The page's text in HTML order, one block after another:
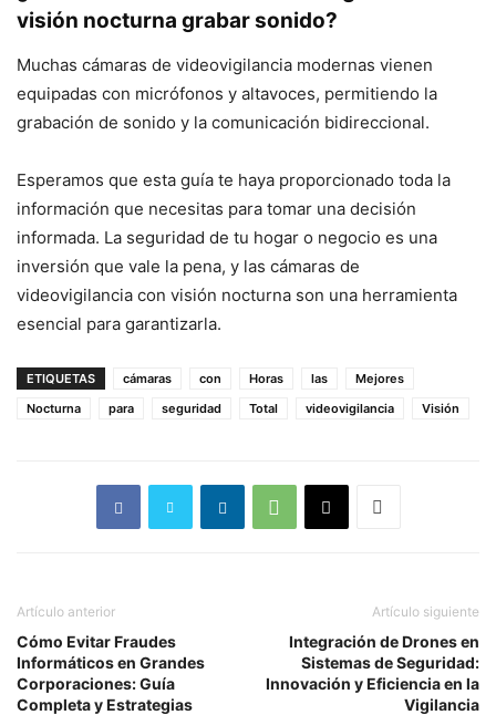
visión nocturna grabar sonido?
Muchas cámaras de videovigilancia modernas vienen
equipadas con micrófonos y altavoces, permitiendo la
grabación de sonido y la comunicación bidireccional.
Esperamos que esta guía te haya proporcionado toda la
información que necesitas para tomar una decisión
informada. La seguridad de tu hogar o negocio es una
inversión que vale la pena, y las cámaras de
videovigilancia con visión nocturna son una herramienta
esencial para garantizarla.
ETIQUETAS cámaras con Horas las
Mejores
Nocturna
para seguridad Total videovigilancia Visión
Artículo anterior
Cómo Evitar Fraudes
Informáticos en Grandes
Corporaciones: Guía
Completa y Estrategias
Artículo siguiente
Integración de Drones en
Sistemas de Seguridad:
Innovación y Eficiencia en la
Vigilancia